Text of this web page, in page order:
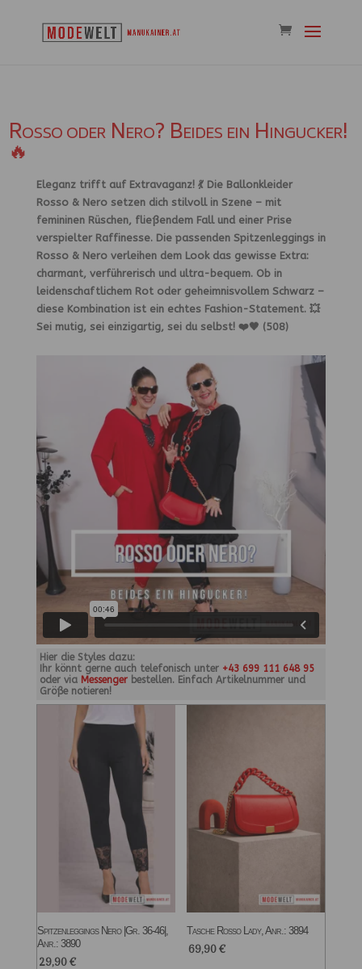
Rosso oder Nero? Beides ein Hingucker!
🔥
Eleganz trifft auf Extravaganz! 💃 Die Ballonkleider
Rosso & Nero setzen dich stilvoll in Szene – mit
femininen Rüschen, fließendem Fall und einer Prise
verspielter Raffinesse. Die passenden Spitzenleggings in
Rosso & Nero verleihen dem Look das gewisse Extra:
charmant, verführerisch und ultra-bequem. Ob in
leidenschaftlichem Rot oder geheimnisvollem Schwarz –
diese Kombination ist ein echtes Fashion-Statement. 💥
Sei mutig, sei einzigartig, sei du selbst! ❤️🖤 (508)
Hier die Styles dazu:
Ihr könnt gerne auch telefonisch unter +43 699 111 648 95
oder via Messengerbestellen. Einfach Artikelnummer und
Größe notieren!
Spitzenleggings Nero |Gr. 36-46|,
Anr.: 3890
29,90€
Tasche Rosso Lady, Anr.: 3894
69,90€